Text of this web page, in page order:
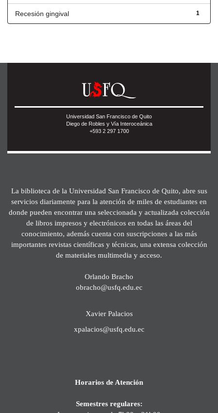
1
Recesión gingival
Universidad San Francisco de Quito
Diego de Robles y Vía Interoceánica
+593 2 297 1700
La biblioteca de la Universidad San Francisco de Quito, abre sus
servicios diariamente para la atención de miles de estudiantes en
donde pueden encontrar una seleccionada y actualizada colección
de libros impresos y electrónicos en todas las áreas del
conocimiento, además cuenta con suscripciones a las más
importantes revistas científicas y técnicas, una extensa colección
de materiales multimedia y acceso.
Orlando Bracho
obracho@usfq.edu.ec
Xavier Palacios
xpalacios@usfq.edu.ec
Horarios de Atención
Semestres regulares: